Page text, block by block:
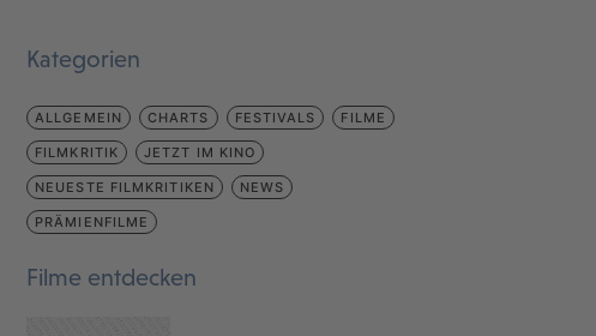
Kategorien
ALLGEMEIN CHARTS FESTIVALS FILME
FILMKRITIK JETZT IM KINO
NEUESTE FILMKRITIKEN NEWS
PRÄMIENFILME
Filme entdecken